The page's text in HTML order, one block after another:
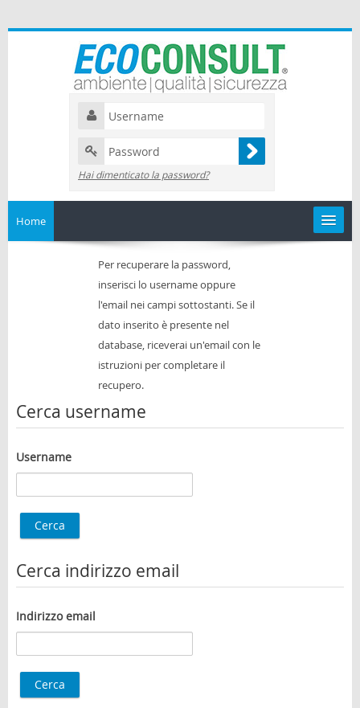
Hai dimenticato la password?
Home
Il mio calendario
Italiano (it)
Per recuperare la password,
inserisci lo username oppure
l'email nei campi sottostanti. Se il
dato inserito è presente nel
database, riceverai un'email con le
istruzioni per completare il
recupero.
Cerca username
Username
Cerca indirizzo email
Indirizzo email